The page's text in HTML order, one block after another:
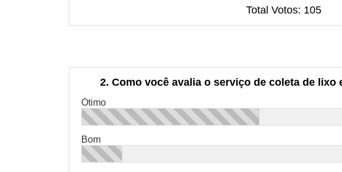
Total Votos: 105
2. Como você avalia o serviço de coleta de
Ótimo
Bom